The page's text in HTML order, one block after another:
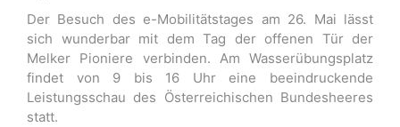
Der Besuch des e-Mobilitätstages am 26. Mai lässt
sich wunderbar mit dem Tag der offenen Tür der
Melker Pioniere verbinden. Am Wasserübungsplatz
findet von 9 bis 16 Uhr eine beeindruckende
Leistungsschau des Österreichischen Bundesheeres
statt.